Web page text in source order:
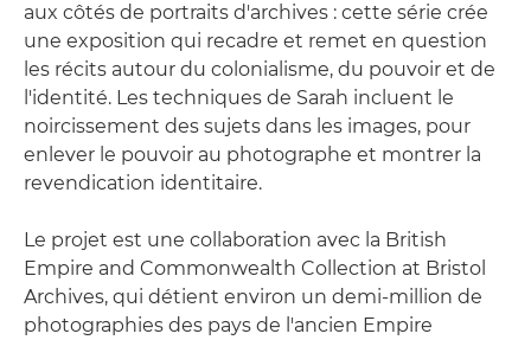
aux côtés de portraits d'archives : cette série crée
une exposition qui recadre et remet en question
les récits autour du colonialisme, du pouvoir et de
l'identité. Les techniques de Sarah incluent le
noircissement des sujets dans les images, pour
enlever le pouvoir au photographe et montrer la
revendication identitaire.
Le projet est une collaboration avec la British
Empire and Commonwealth Collection at Bristol
Archives, qui détient environ un demi-million de
photographies des pays de l'ancien Empire